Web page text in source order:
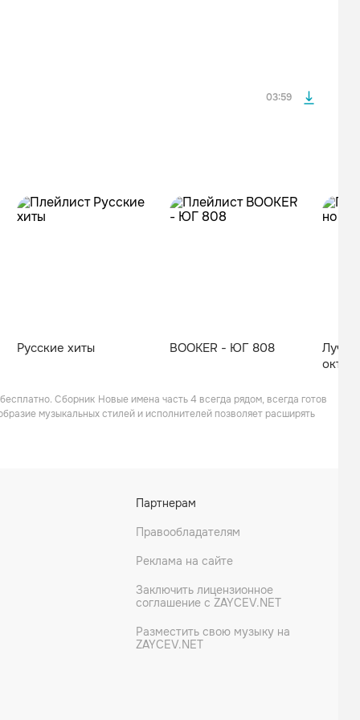
03:59
Русские хиты BOOKER - ЮГ 808
Сборник Новые имена часть 4 всегда рядом, всегда готов
музыкальных стилей и исполнителей позволяет расширять
Партнерам
Правообладателям
Реклама на сайте
Заключить лицензионное
соглашение с ZAYCEV.NET
Разместить свою музыку на
ZAYCEV.NET